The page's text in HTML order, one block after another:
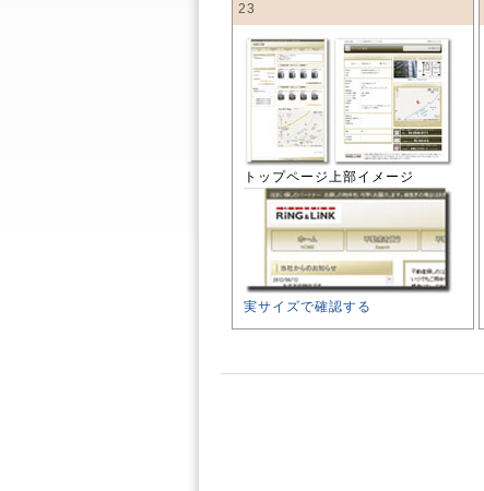
23
トップページ上部イメージ
実サイズで確認する